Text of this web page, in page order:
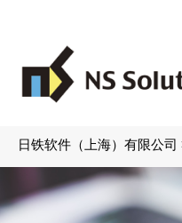
日铁软件（上海）有限公司